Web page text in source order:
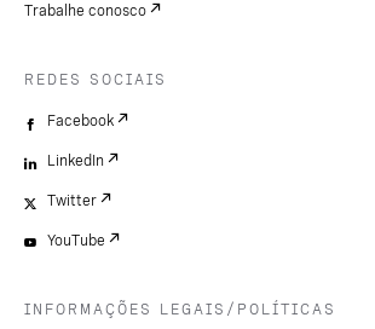
Trabalhe conosco
REDES SOCIAIS
Facebook
LinkedIn
Twitter
YouTube
INFORMAÇÕES LEGAIS/POLÍTICAS